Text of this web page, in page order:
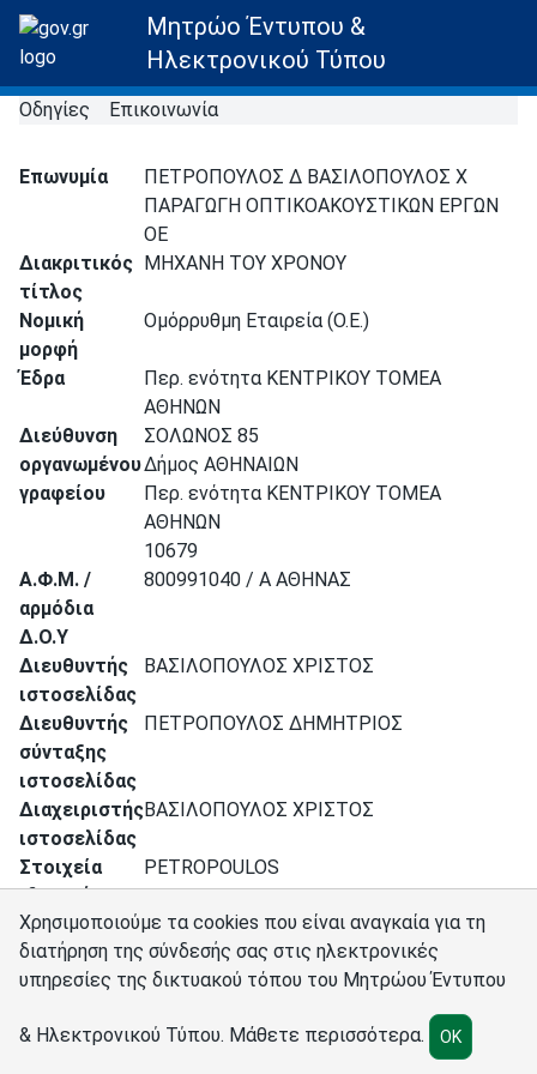
Μητρώο Έντυπου &
Ηλεκτρονικού Τύπου
Οδηγίες Επικοινωνία
Επωνυμία
ΠΕΤΡΟΠΟΥΛΟΣ Δ ΒΑΣΙΛΟΠΟΥΛΟΣ Χ
ΠΑΡΑΓΩΓΗ ΟΠΤΙΚΟΑΚΟΥΣΤΙΚΩΝ ΕΡΓΩΝ
ΟΕ
Διακριτικός
τίτλος
ΜΗΧΑΝΗ ΤΟΥ ΧΡΟΝΟΥ
Νομική
μορφή
Ομόρρυθμη Εταιρεία (Ο.Ε.)
Έδρα
Περ. ενότητα ΚΕΝΤΡΙΚΟΥ ΤΟΜΕΑ
ΑΘΗΝΩΝ
Διεύθυνση
οργανωμένου
γραφείου
ΣΟΛΩΝΟΣ 85
Δήμος ΑΘΗΝΑΙΩΝ
Περ. ενότητα ΚΕΝΤΡΙΚΟΥ ΤΟΜΕΑ
ΑΘΗΝΩΝ
10679
Α.Φ.Μ. /
αρμόδια
Δ.Ο.Υ
800991040 / A ΑΘΗΝΑΣ
Διευθυντής
ιστοσελίδας
ΒΑΣΙΛΟΠΟΥΛΟΣ ΧΡΙΣΤΟΣ
Διευθυντής
σύνταξης
ιστοσελίδας
ΠΕΤΡΟΠΟΥΛΟΣ ΔΗΜΗΤΡΙΟΣ
Διαχειριστής
ιστοσελίδας
ΒΑΣΙΛΟΠΟΥΛΟΣ ΧΡΙΣΤΟΣ
Στοιχεία
ιδιοκτήτη
PETROPOULOS
DIMITRIOSΒΑΣΙΛΟΠΟΥΛΟΣ ΧΡΙΣΤΟΣ
Ιστοσελίδα
mixanitouxronou.gr
Ρυθμίσεις cookies
Χρησιμοποιούμε τα cookies που είναι αναγκαία για τη
διατήρηση της σύνδεσής σας στις ηλεκτρονικές
υπηρεσίες της δικτυακού τόπου του Μητρώου Έντυπου
& Ηλεκτρονικού Τύπου. Μάθετε περισσότερα. OK